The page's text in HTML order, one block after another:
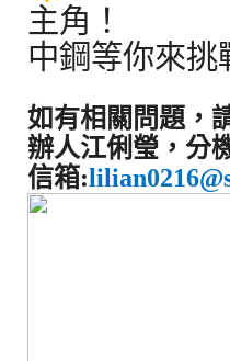
主角！
中鋼等你來挑
如有相關問題，
辦人江俐瑩，分
信箱: